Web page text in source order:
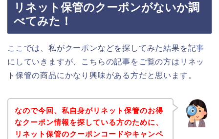
リネット保管のクーポンがないか調
べてみた！
ここでは、私がクーポンなどを探してみた結果を記事
にしていきますが、こちらの記事をご覧の方はリネッ
ト保管の商品にかなり興味がある方だと思います。
なので今回、私自身がリネット保管のお得
なクーポン情報を探している方のために、
リネット保管のクーポンコードやキャンペ